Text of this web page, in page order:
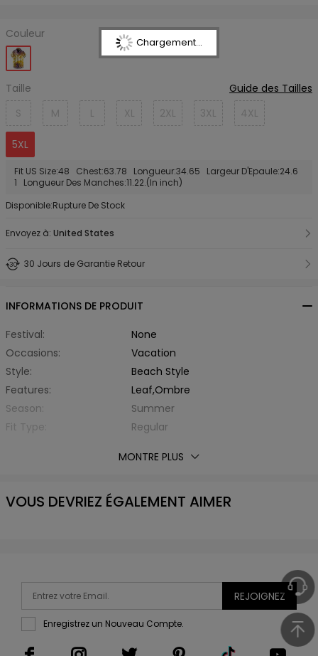
Couleur
Taille
Guide des Tailles
S
M L XL 2XL 3XL 4XL
5XL
Fit US Size:48 Chest:63.78 Longueur:34.65 Largeur D'Epaule:24.6
1 Longueur Des Manches:11.22.(In inch)
Disponible:Rupture De Stock
Envoyez à: United States
30 Jours de Garantie Retour
INFORMATIONS DE PRODUIT
Festival:
None
Occasions:
Vacation
Style:
Beach Style
Features:
Leaf,Ombre
Season:
Summer
Fit Type:
Regular
No Stretch
Material:
Polyester,Spandex
Top Length:
Package Contents:
1 x Shirt
MONTRE PLUS
VOUS DEVRIEZ ÉGALEMENT AIMER
REJOIGNEZ
Enregistrez un Nouveau Compte.
Chargement...